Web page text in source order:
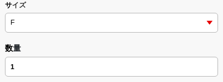
サイズ
数量